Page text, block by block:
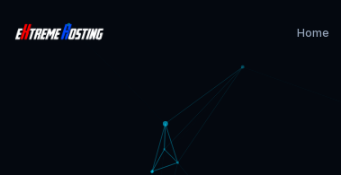
Home